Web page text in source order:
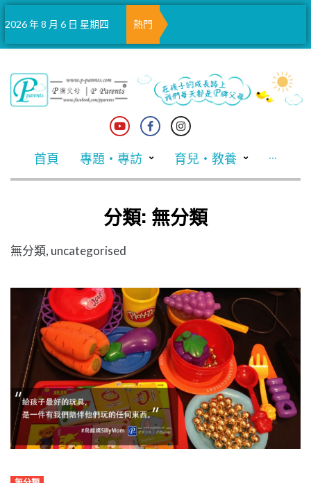
2026 年 8 月 6 日 星期四 熱門
首頁 專題・專訪 育兒・教養 ···
分類: 無分類
無分類, uncategorised